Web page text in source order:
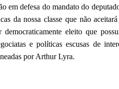
em defesa do mandato do
da nossa classe que não
eleito que
e políticas escusas de
por Arthur Lyra.